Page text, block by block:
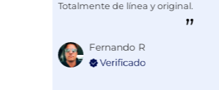
Totalmente de línea y original.
Fernando R